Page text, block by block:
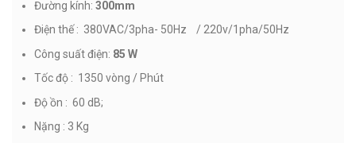
Đường kính:300mm
Điện thế : 380VAC/3pha- 50Hz / 220v/1pha/50Hz
Công suất điện: 85 W
Tốc độ : 1350 vòng / Phút
Độ ồn : 60 dB;
Nặng : 3 Kg